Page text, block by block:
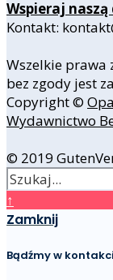
Wspieraj naszą
Kontakt:
Wszelkie prawa
bez zgody jest
Copyright ©
Wydawnictwo
© 2019
↑
Zamknij
Bądźmy w